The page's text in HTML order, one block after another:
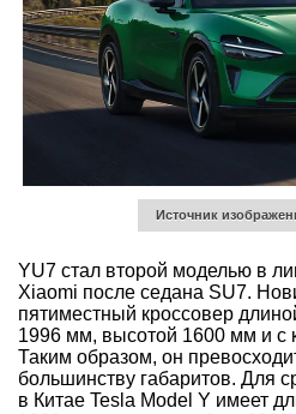
Источник
YU7 стал второй моделью в
Xiaomi после седана SU7.
пятиместный кроссовер
1996 мм, высотой 1600 мм и с
Таким образом, он
большинству габаритов. Для
в Китае Tesla Model Y имеет